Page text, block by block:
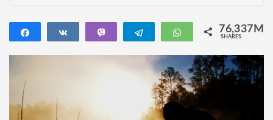
Share Share Telegram WhatsApp76,337M
SHARES